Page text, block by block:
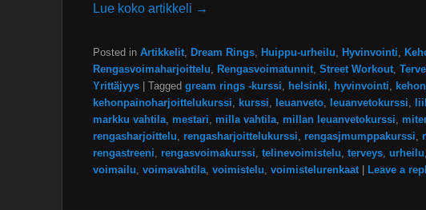
Lue koko artikkeli →
Posted in Artikkelit Dream Rings Huippu-urheilu Hyvinvointi
Rengasvoimaharjoittelu
Rengasvoimatunnit Street Workout
Yrittäjyys
Tagged gream rings -kurssi helsinki hyvinvointi
kehonpainoharjoittelukurssi
kurssi leuanveto leuanvetokurssi
markku vahtila mestari milla vahtila millan leuanvetokurssi
rengasharjoittelu
rengasharjoittelukurssi rengasjmumppakurssi
rengastreeni
rengasvoimakurssi telinevoimistelu terveys urheilu
voimailu voimavahtila voimistelu voimistelurenkaat Leave a